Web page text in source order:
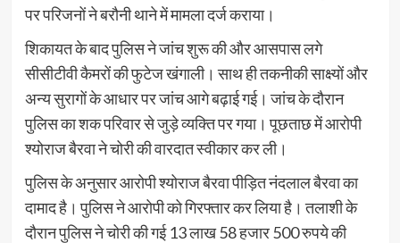
पर परिजनों ने बरौनी थाने में मामला दर्ज कराया।
शिकायत के बाद पुलिस ने जांच शुरू की और आसपास लगे
सीसीटीवी कैमरों की फुटेज खंगाली। साथ ही तकनीकी साक्ष्यों और
अन्य सुरागों के आधार पर जांच आगे बढ़ाई गई। जांच के दौरान
पुलिस का शक परिवार से जुड़े व्यक्ति पर गया। पूछताछ में आरोपी
श्योराज बैरवा ने चोरी की वारदात स्वीकार कर ली।
पुलिस के अनुसार आरोपी श्योराज बैरवा पीड़ित नंदलाल बैरवा का
दामाद है। पुलिस ने आरोपी को गिरफ्तार कर लिया है। तलाशी के
दौरान पुलिस ने चोरी की गई 13 लाख 58 हजार 500 रुपये की